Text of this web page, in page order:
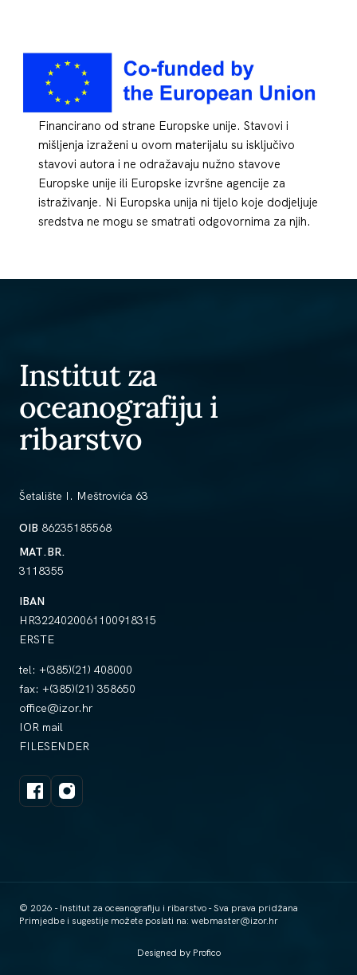
Financirano od strane Europske unije. Stavovi i
mišljenja izraženi u ovom materijalu su isključivo
stavovi autora i ne odražavaju nužno stavove
Europske unije ili Europske izvršne agencije za
istraživanje. Ni Europska unija ni tijelo koje dodjeljuje
sredstva ne mogu se smatrati odgovornima za njih.
Institut za
oceanografiju i
ribarstvo
Šetalište I. Meštrovića 63
OIB 86235185568
MAT.BR.
3118355
IBAN
HR3224020061100918315
ERSTE
tel: +(385)(21) 408000
fax: +(385)(21) 358650
office@izor.hr
IOR mail
FILESENDER
© 2026 - Institut za oceanografiju i ribarstvo - Sva prava pridžana
Designed by Profico
Primjedbe i sugestije možete poslati na: webmaster@izor.hr